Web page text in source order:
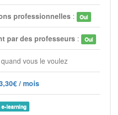
professionnelles: Oui
par des professeurs : Oui
vous le voulez
/ mois
e-learning